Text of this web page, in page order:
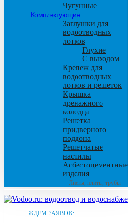
Чугунные
Комплектующие
Заглушки для
водоотводных
лотков
Глухие
С выходом
Крепеж для
водоотводных
лотков и решеток
Крышка
дренажного
колодца
Решетка
придверного
поддона
Решетчатые
настилы
Асбестоцементные
изделия
Листы, плиты, трубы
ЖДЕМ ЗАЯВОК: